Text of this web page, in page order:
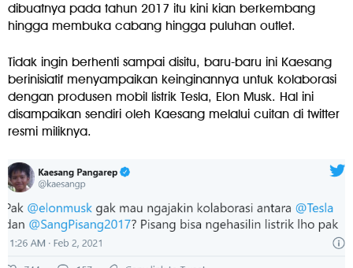
dibuatnya pada tahun 2017 itu kini kian berkembang
hingga membuka cabang hingga puluhan outlet.
Tidak ingin berhenti sampai disitu, baru-baru ini Kaesang
berinisiatif menyampaikan keinginannya untuk kolaborasi
dengan produsen mobil listrik Tesla, Elon Musk. Hal ini
disampaikan sendiri oleh Kaesang melalui cuitan di twitter
resmi miliknya.